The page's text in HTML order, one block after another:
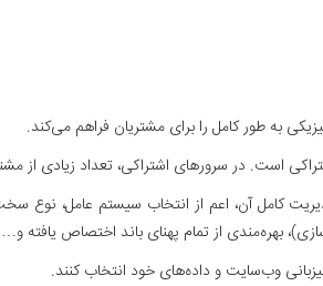
است. در سرورهای اشتراکی، تعداد زیادی از
کامل آن، اعم از انتخاب سیستم عامل، نوع
بهره‌مندی از تمام پهنای باند اختصاص
وب‌سایت و داده‌های خود انتخاب کنند.